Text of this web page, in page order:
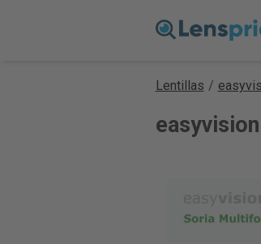
Lentillas /